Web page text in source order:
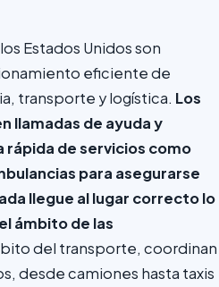
Estados Unidos son
eficiente de
transporte y logística. Los
llamadas de ayuda y
rápida de servicios como
para asegurarse
llegue al lugar correcto lo
ámbito de las
del transporte, coordinan
desde camiones hasta taxis